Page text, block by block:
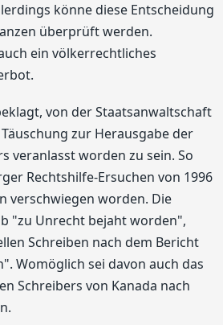
könne diese Entscheidung
überprüft werden.
ein völkerrechtliches
von der Staatsanwaltschaft
zur Herausgabe der
veranlasst worden zu sein. So
Rechtshilfe-Ersuchen von 1996
verschwiegen worden. Die
"zu Unrecht bejaht worden",
Schreiben nach dem Bericht
Womöglich sei davon auch das
Schreibers von Kanada nach